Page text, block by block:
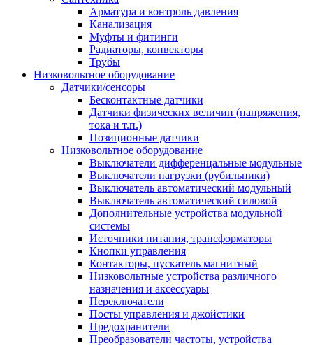
Арматура и контроль давления
Канализация
Муфты и фитинги
Радиаторы, конвекторы
Трубы
Низковольтное оборудование
Датчики/сенсоры
Бесконтактные датчики
Датчики физических величин (напряжения,
тока и т.п.)
Позиционные датчики
Низковольтное оборудование
Выключатели дифференцальные модульные
Выключатели нагрузки (рубильники)
Выключатель автоматический модульный
Выключатель автоматический силовой
Дополнительные устройства модульной
системы
Источники питания, трансформаторы
Кнопки управления
Контакторы, пускатель магнитный
Низковольтные устройства различного
назначения и аксессуары
Переключатели
Посты управления и джойстики
Предохранители
Преобразователи частоты, устройства